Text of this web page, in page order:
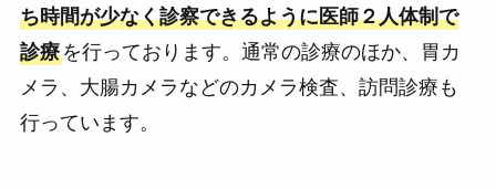
ち時間が少なく診察できるように医師２人体制で
診療を行っております。通常の診療のほか、胃カ
メラ、大腸カメラなどのカメラ検査、訪問診療も
行っています。